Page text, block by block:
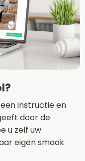
instructie en
door de
u zelf uw
eigen smaak